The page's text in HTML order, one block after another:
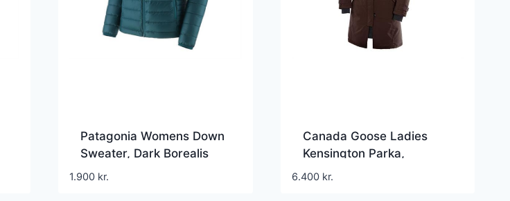
Patagonia Womens Down
Sweater, Dark Borealis
Green
1.900 kr.
Canada Goose Ladies
Kensington Parka,
Caribou
6.400 kr.